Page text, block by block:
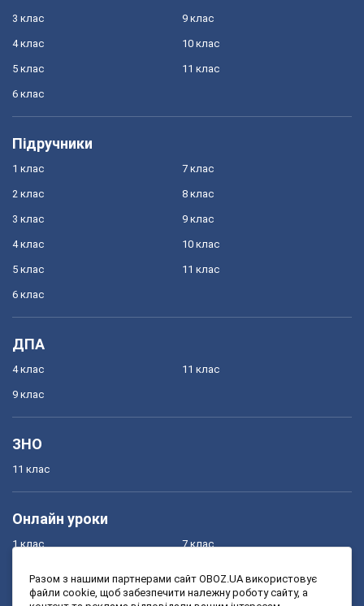
3 клас
4 клас
5 клас
6 клас
9 клас
10 клас
11 клас
Підручники
1 клас
2 клас
3 клас
4 клас
5 клас
6 клас
7 клас
8 клас
9 клас
10 клас
11 клас
ДПА
4 клас
9 клас
11 клас
ЗНО
11 клас
Онлайн уроки
1 клас
3 клас
7 клас
9 клас
Разом з нашими партнерами сайт OBOZ.UA використовує
файли cookie, щоб забезпечити належну роботу сайту, а